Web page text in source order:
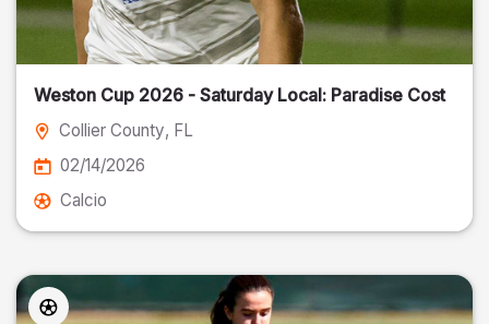
Weston Cup 2026 - Saturday Local: Paradise Cost
Collier County, FL
02/14/2026
Calcio